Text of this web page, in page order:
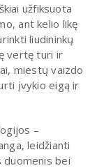
užfiksuota
ant kelio likę
liudininkų
vertę turi ir
miestų vaizdo
įvykio eigą ir
–
leidžianti
bei